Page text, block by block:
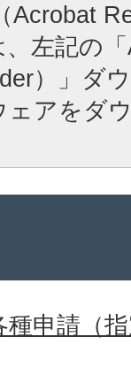
Acrobat
左記の
）」ダ
ェアをダ
申請（